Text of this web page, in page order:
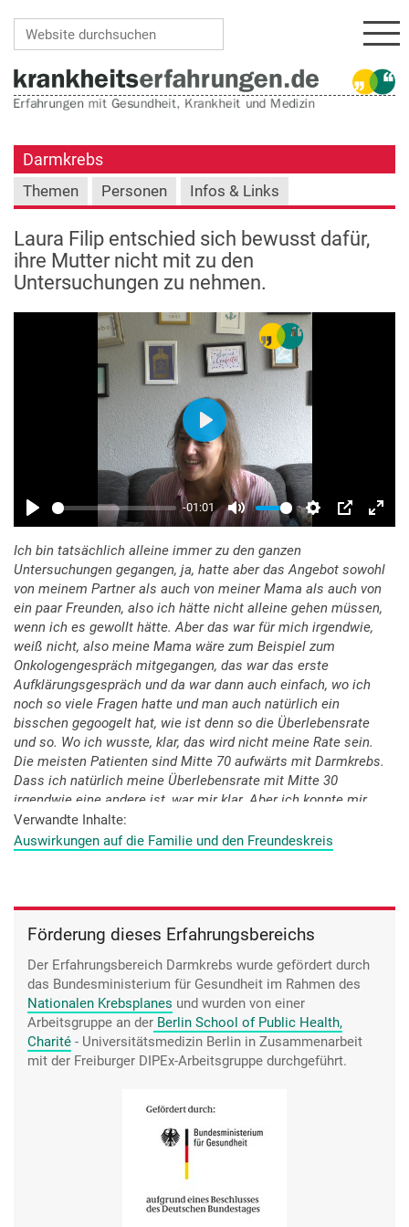
Darmkrebs
Themen Personen Infos & Links
Laura Filip entschied sich bewusst dafür,
ihre Mutter nicht mit zu den
Untersuchungen zu nehmen.
Ich bin tatsächlich alleine immer zu den ganzen
Untersuchungen gegangen, ja, hatte aber das Angebot sowohl
von meinem Partner als auch von meiner Mama als auch von
ein paar Freunden, also ich hätte nicht alleine gehen müssen,
wenn ich es gewollt hätte. Aber das war für mich irgendwie,
weiß nicht, also meine Mama wäre zum Beispiel zum
Onkologengespräch mitgegangen, das war das erste
Aufklärungsgespräch und da war dann auch einfach, wo ich
noch so viele Fragen hatte und man auch natürlich ein
bisschen gegoogelt hat, wie ist denn so die Überlebensrate
und so. Wo ich wusste, klar, das wird nicht meine Rate sein.
Die meisten Patienten sind Mitte 70 aufwärts mit Darmkrebs.
Dass ich natürlich meine Überlebensrate mit Mitte 30
irgendwie eine andere ist, war mir klar. Aber ich konnte mir
trotzdem nicht vorstellen, meine Mama daneben zu haben
und zu fragen: Wie hoch ist denn meine Chance, in 5 Jahren
Verwandte Inhalte
Auswirkungen auf die Familie und den Freundeskreis
Förderung dieses Erfahrungsbereichs
Der Erfahrungsbereich Darmkrebs wurde gefördert durch
das Bundesministerium für Gesundheit im Rahmen des
Nationalen Krebsplanes und wurden von einer
Arbeitsgruppe an der Berlin School of Public Health,
Charité - Universitätsmedizin Berlin in Zusammenarbeit
mit der Freiburger DIPEx-Arbeitsgruppe durchgeführt.